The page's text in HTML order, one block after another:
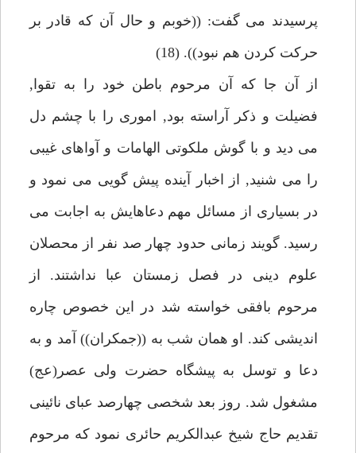
پرسيدند مى گفت: ((خوبم و حال آن كه قادر بر
حركت كردن هم نبود)). (18)
از آن جا كه آن مرحوم باطن خود را به تقوا,
فضيلت و ذكر آراسته بود, امورى را با چشم دل
مى ديد و با گوش ملكوتى الهامات و آواهاى غيبى
را مى شنيد, از اخبار آينده پيش گويى مى نمود و
در بسيارى از مسائل مهم دعاهايش به اجابت مى
رسيد. گويند زمانى حدود چهار صد نفر از محصلان
علوم دينى در فصل زمستان عبا نداشتند. از
مرحوم بافقى خواسته شد در اين خصوص چاره
انديشى كند. او همان شب به ((جمكران)) آمد و به
دعا و توسل به پيشگاه حضرت ولى عصر(عج)
مشغول شد. روز بعد شخصى چهارصد عباى نائينى
تقديم حاج شيخ عبدالكريم حائرى نمود كه مرحوم